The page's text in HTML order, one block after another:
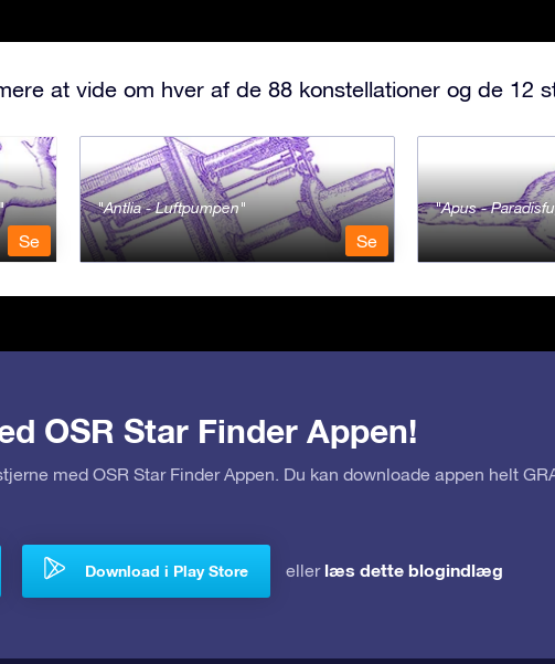
at vide om hver af de 88 konstellationer og de 12
Se
Antlia - Luftpumpen
Se
Apus -
OSR Star Finder Appen!
med OSR Star Finder Appen. Du kan downloade appen helt
Download i Play Store eller læs dette blogindlæg